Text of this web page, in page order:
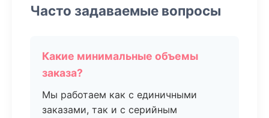
Часто задаваемые вопросы
Какие минимальные объемы
заказа?
Мы работаем как с единичными
заказами, так и с серийным